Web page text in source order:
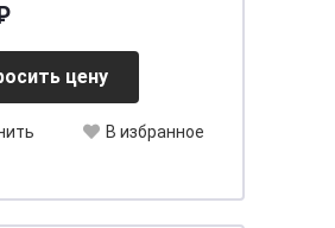
цену
В избранное